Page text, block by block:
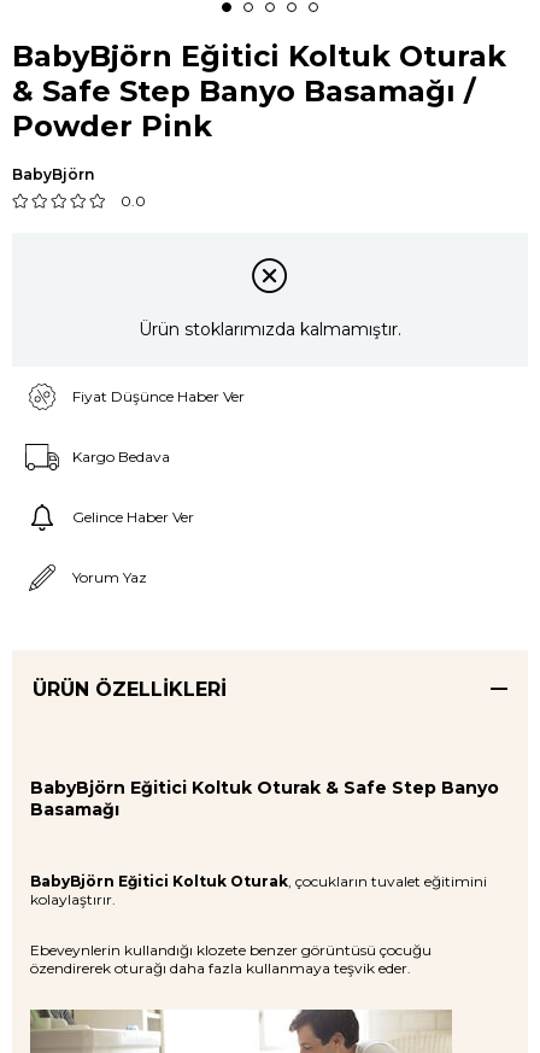
BabyBjörn Eğitici Koltuk Oturak
& Safe Step Banyo Basamağı /
Powder Pink
BabyBjörn
0.0
Ürün stoklarımızda kalmamıştır.
Fiyat Düşünce Haber Ver
Kargo Bedava
Gelince Haber Ver
Yorum Yaz
ÜRÜN ÖZELLIKLERI
BabyBjörn Eğitici Koltuk Oturak & Safe Step Banyo
Basamağı
BabyBjörn Eğitici Koltuk Oturak, çocukların tuvalet eğitimini
kolaylaştırır.
Ebeveynlerin kullandığı klozete benzer görüntüsü çocuğu
özendirerek oturağı daha fazla kullanmaya teşvik eder.